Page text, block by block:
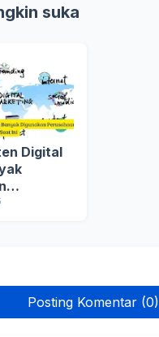
suka
Digital
Saat Ini
Posting Komentar (0)